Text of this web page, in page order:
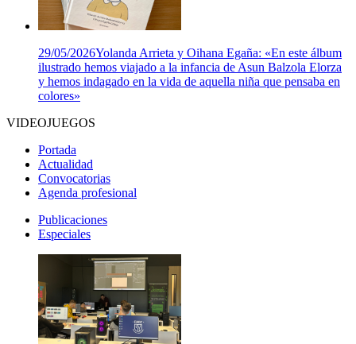
29/05/2026Yolanda Arrieta y Oihana Egaña: «En este álbum
ilustrado hemos viajado a la infancia de Asun Balzola Elorza
y hemos indagado en la vida de aquella niña que pensaba en
colores»
VIDEOJUEGOS
Portada
Actualidad
Convocatorias
Agenda profesional
Publicaciones
Especiales